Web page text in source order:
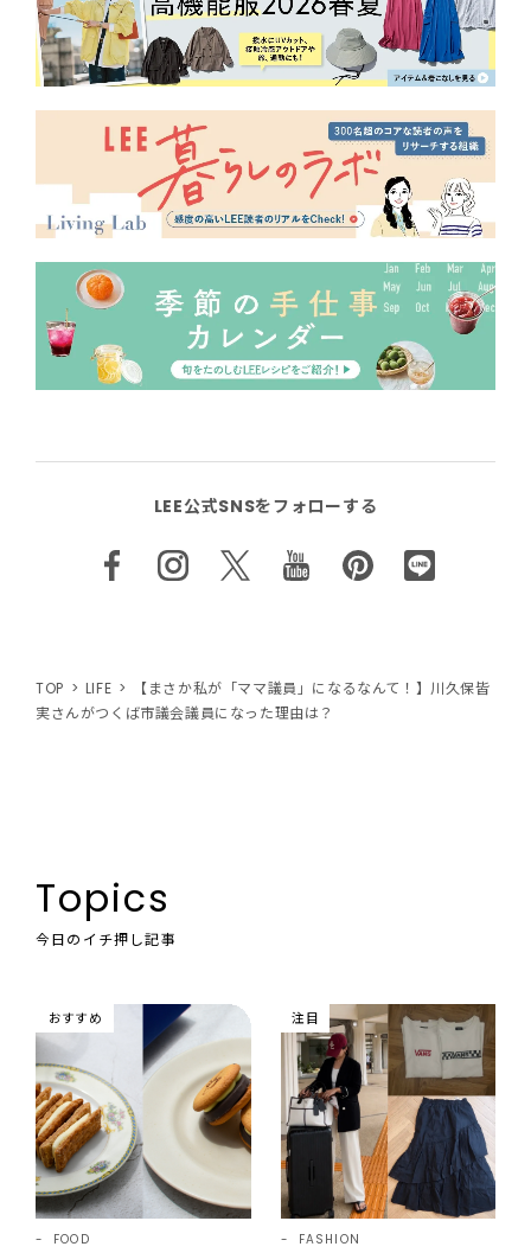
LEE公式SNSをフォローする
TOP LIFE
【まさか私が「ママ議員」になるなんて！】川久保皆
実さんがつくば市議会議員になった理由は？
Topics
今日のイチ押し記事
おすすめ
FOOD
注目
FASHION